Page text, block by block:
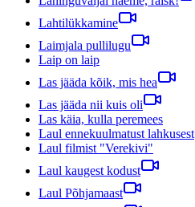
Lahtilükkamine
Laimjala pullilugu
Laip on laip
Las jääda kõik, mis hea
Las jääda nii kuis oli
Las käia, kulla peremees
Laul ennekuulmatust lahkusest
Laul filmist "Verekivi"
Laul kaugest kodust
Laul Põhjamaast